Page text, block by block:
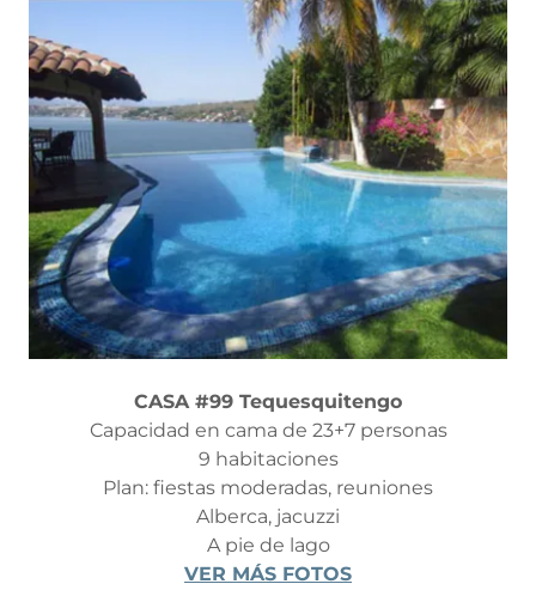
CASA #99 Tequesquitengo
Capacidad en cama de 23+7 personas
9 habitaciones
Plan: fiestas moderadas, reuniones
Alberca, jacuzzi
A pie de lago
VER MÁS FOTOS